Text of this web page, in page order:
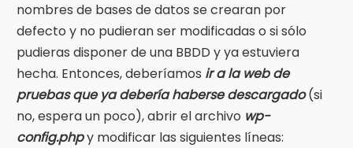
nombres de bases de datos se crearan por
defecto y no pudieran ser modificadas o si sólo
pudieras disponer de una BBDD y ya estuviera
hecha. Entonces, deberíamos ir a la web de
pruebas que ya debería haberse descargado(si
no, espera un poco), abrir el archivo wp-
config.phpy modificar las siguientes líneas: